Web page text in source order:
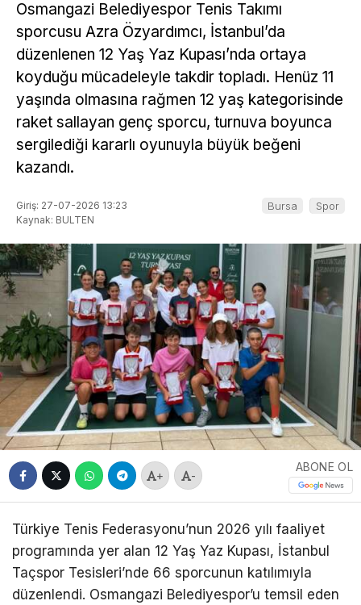
Osmangazi Belediyespor Tenis Takımı
sporcusu Azra Özyardımcı, İstanbul’da
düzenlenen 12 Yaş Yaz Kupası’nda ortaya
koyduğu mücadeleyle takdir topladı. Henüz 11
yaşında olmasına rağmen 12 yaş kategorisinde
raket sallayan genç sporcu, turnuva boyunca
sergilediği kararlı oyunuyla büyük beğeni
kazandı.
Giriş: 27-07-2026 13:23
Kaynak: BULTEN
Bursa Spor
+ -
ABONE OL
Türkiye Tenis Federasyonu’nun 2026 yılı faaliyet
programında yer alan 12 Yaş Yaz Kupası, İstanbul
Taçspor Tesisleri’nde 66 sporcunun katılımıyla
düzenlendi. Osmangazi Belediyespor’u temsil eden